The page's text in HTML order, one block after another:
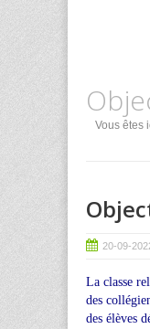
Vous êtes
20-09-
La classe
des
des élèves